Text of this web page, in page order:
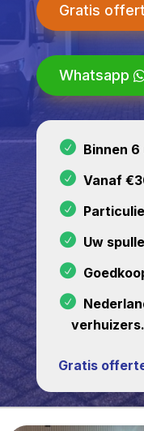
Gratis
Whatsapp
Binnen
Vanaf
Uw
verhuizers.
Gratis